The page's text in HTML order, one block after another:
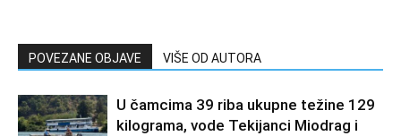
POVEZANE OBJAVE VIŠE OD AUTORA
U čamcima 39 riba ukupne težine 129
kilograma, vode Tekijanci Miodrag i